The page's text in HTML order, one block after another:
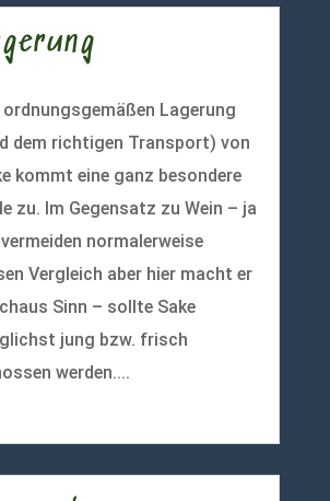
ordnungsgemäßen Lagerung
dem richtigen Transport) von
kommt eine ganz besondere
zu. Im Gegensatz zu Wein – ja
normalerweise
Vergleich aber hier macht er
Sinn – sollte Sake
jung bzw. frisch
werden....